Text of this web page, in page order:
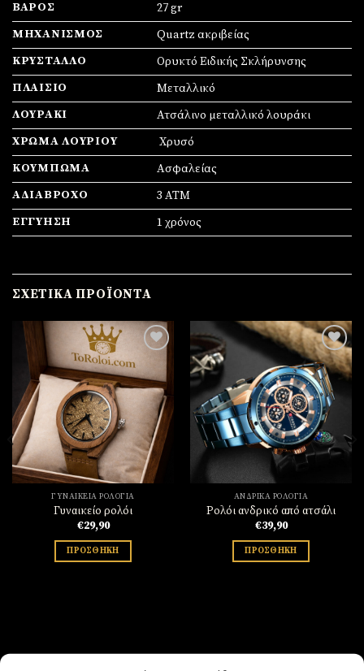
ΒΆΡΟΣ
27 gr
ΜΗΧΑΝΙΣΜΌΣ
Quartz ακριβείας
ΚΡΎΣΤΑΛΛΟ
Ορυκτό Ειδικής Σκλήρυνσης
ΠΛΑΊΣΙΟ
Mεταλλικό
ΛΟΥΡΆΚΙ
Ατσάλινο μεταλλικό λουράκι
ΧΡΏΜΑ ΛΟΥΡΙΟΎ
Χρυσό
ΚΟΎΜΠΩΜΑ
Ασφαλείας
ΑΔΙΆΒΡΟΧΟ
3 ΑΤΜ
ΕΓΓΎΗΣΗ
1 χρόνος
ΣΧΕΤΙΚΆ ΠΡΟΪΌΝΤΑ
Πρόσθήκη
λίστα
επιθυμιών
ΓΥΝΑΙΚΕΊΑ ΡΟΛΌΓΙΑ
Γυναικείο ρολόι
€29,90
ΠΡΟΣΘΉΚΗ
Πρόσθήκη
στην
λίστα
επιθυμιών
ΑΝΔΡΙΚΆ ΡΟΛΌΓΙΑ
Ρολόι ανδρικό από ατσάλι
€39,90
ΠΡΟΣΘΉΚΗ